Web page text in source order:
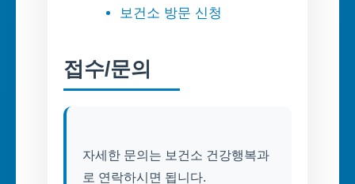
보건소 방문 신청
접수/문의
자세한 문의는 보건소 건강행복과
로 연락하시면 됩니다.